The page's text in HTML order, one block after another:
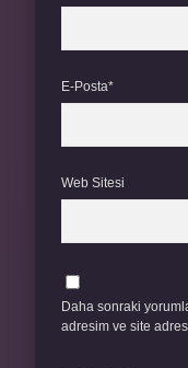
E-Posta*
Web Sitesi
Daha sonraki
adresim ve site